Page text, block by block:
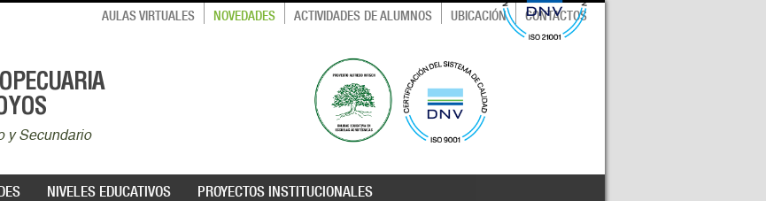
AULAS VIRTUALES NOVEDADES ACTIVIDADES DE ALUMNOS UBICACIÓN CONTACTOS
y Secundario
NIVELES EDUCATIVOS PROYECTOS INSTITUCIONALES